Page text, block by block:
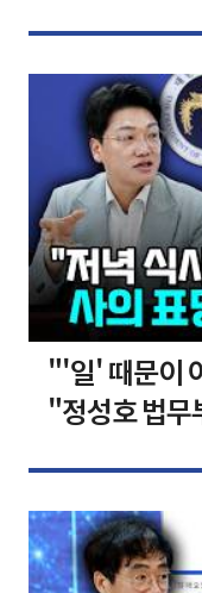
"'일' 때문이
"정성호 법무